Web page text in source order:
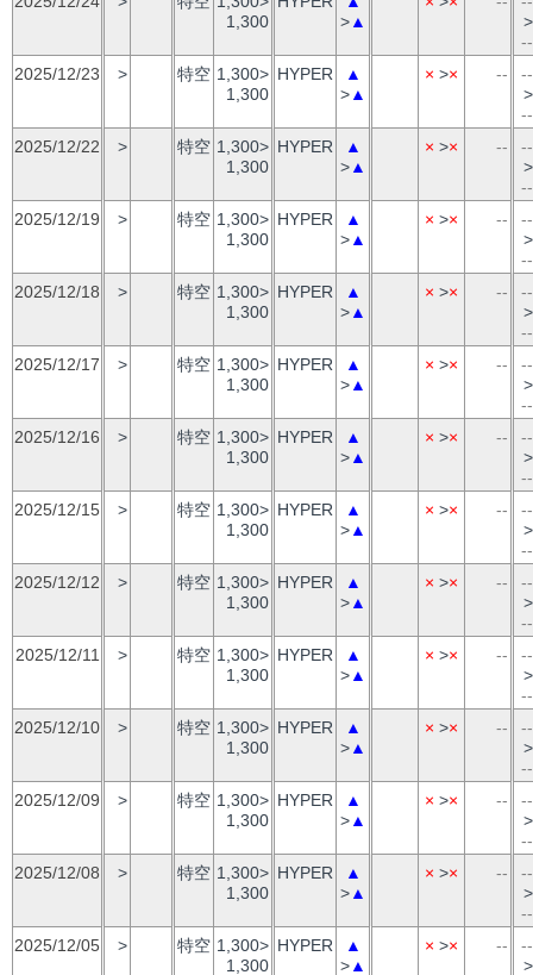
1,300
>▲
>
--
2025/12/23
> 特空 1,300>
1,300
HYPER
▲
>▲
× >× --
--
>
--
2025/12/22
> 特空 1,300>
1,300
HYPER
▲
>▲
× >× --
--
>
--
2025/12/19
> 特空 1,300>
1,300
HYPER
▲
>▲
× >× --
--
>
--
2025/12/18
> 特空 1,300>
1,300
HYPER
▲
>▲
× >× --
--
>
--
2025/12/17
> 特空 1,300>
1,300
HYPER
▲
>▲
× >× --
--
>
--
2025/12/16
> 特空 1,300>
1,300
HYPER
▲
>▲
× >× --
--
>
--
2025/12/15
> 特空 1,300>
1,300
HYPER
▲
>▲
× >× --
--
>
--
2025/12/12
> 特空 1,300>
1,300
HYPER
▲
>▲
× >× --
--
>
--
2025/12/11
> 特空 1,300>
1,300
HYPER
▲
>▲
× >× --
--
>
--
2025/12/10
> 特空 1,300>
1,300
HYPER
▲
>▲
× >× --
--
>
--
2025/12/09
> 特空 1,300>
1,300
HYPER
▲
>▲
× >× --
--
>
--
2025/12/08
> 特空 1,300>
1,300
HYPER
▲
>▲
× >× --
--
>
--
2025/12/05
> 特空 1,300>
1,300
HYPER
▲
>▲
× >× --
--
>